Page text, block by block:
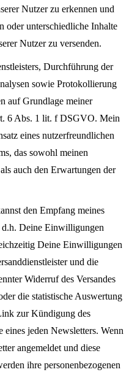
Nutzer zu erkennen und
oder unterschiedliche Inhalte
Nutzer zu versenden.
Durchführung der
sowie Protokollierung
auf Grundlage meiner
6 Abs. 1 lit. f DSGVO. Mein
eines nutzerfreundlichen
das sowohl meinen
auch den Erwartungen der
den Empfang meines
Deine Einwilligungen
Deine Einwilligungen
und die
Widerruf des Versandes
die statistische Auswertung
zur Kündigung des
jeden Newsletters. Wenn
angemeldet und diese
ihre personenbezogenen